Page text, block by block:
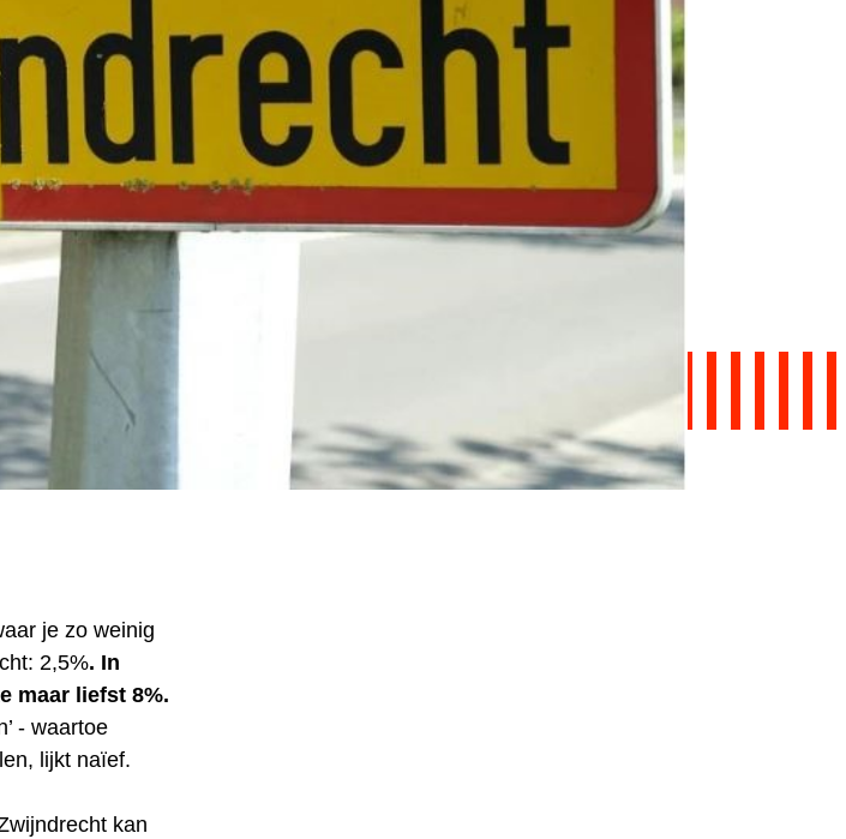
je zo weinig
2,5%. In
maar liefst 8%.
- waartoe
lijkt naïef.
kan